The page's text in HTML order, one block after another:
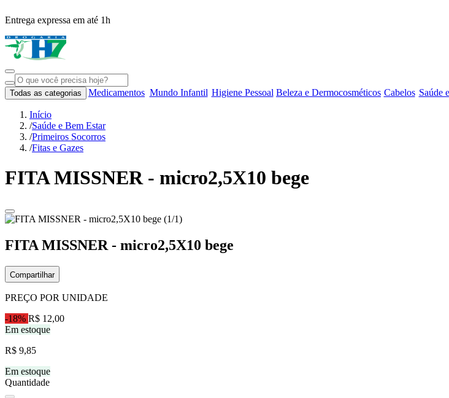
Entrega expressa em até 1h
Todas as categorias Medicamentos Mundo Infantil Higiene Pessoal Beleza e Dermocosméticos Cabelos Saúde
Início
/Saúde e Bem Estar
/Primeiros Socorros
/Fitas e Gazes
FITA MISSNER - micro2,5X10 bege
FITA MISSNER - micro2,5X10 bege
Compartilhar
PREÇO POR UNIDADE
-18% R$ 12,00
Em estoque
R$ 9,85
Em estoque
Quantidade